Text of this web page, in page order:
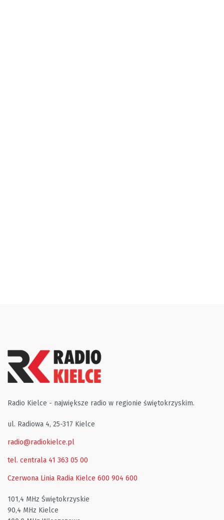
Radio Kielce - największe radio w regionie świętokrzyskim.
ul. Radiowa 4, 25-317 Kielce
radio@radiokielce.pl
tel. centrala 41 363 05 00
Czerwona Linia Radia Kielce 600 904 600
101,4 MHz Świętokrzyskie
90,4 MHz Kielce